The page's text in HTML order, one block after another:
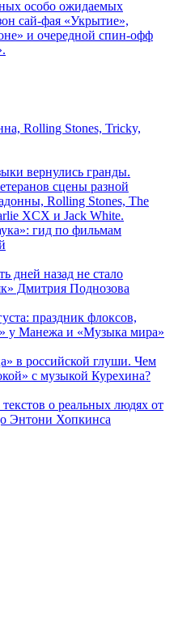
особо ожидаемых
сай-фая «Укрытие»,
и очередной спин-офф
Rolling Stones, Tricky,
вернулись гранды.
сцены разной
Rolling Stones, The
XCX и Jack White.
гид по фильмам
дней назад не стало
Дмитрия Поднозова
праздник флоксов,
у Манежа и «Музыка мира»
в российской глуши. Чем
с музыкой Курехина?
о реальных людях от
Энтони Хопкинса